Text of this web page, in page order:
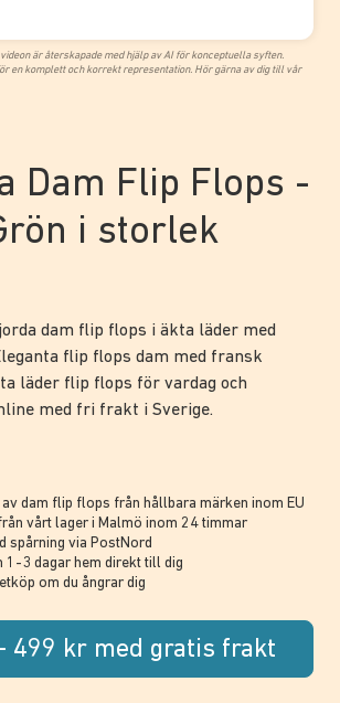
är återskapade med hjälp av AI för konceptuella syften.
en komplett och korrekt representation. Hör gärna av dig till vår
Dam Flip Flops -
i storlek
dam flip flops i äkta läder med
flip flops dam med fransk
läder flip flops för vardag och
med fri frakt i Sverige.
dam flip flops från hållbara märken inom EU
vårt lager i Malmö inom 24 timmar
spårning via PostNord
1-3 dagar hem direkt till dig
om du ångrar dig
499 kr med gratis frakt